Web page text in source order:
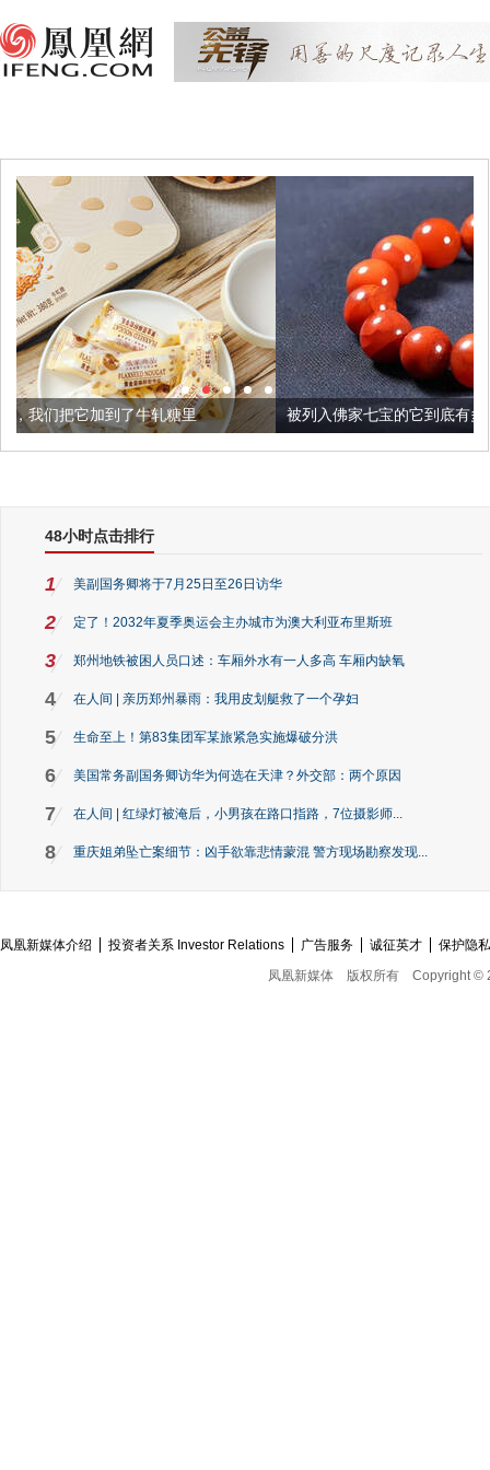
轧糖里 被列入佛家七宝的它到底有多美？
48小时点击排行
1 美副国务卿将于7月25日至26日访华
2 定了！2032年夏季奥运会主办城市为澳大利亚布里斯班
3 郑州地铁被困人员口述：车厢外水有一人多高 车厢内缺氧
4 在人间 | 亲历郑州暴雨：我用皮划艇救了一个孕妇
5 生命至上！第83集团军某旅紧急实施爆破分洪
6 美国常务副国务卿访华为何选在天津？外交部：两个原因
7 在人间 | 红绿灯被淹后，小男孩在路口指路，7位摄影师...
8 重庆姐弟坠亡案细节：凶手欲靠悲情蒙混 警方现场勘察发现...
凤凰新媒体介绍 投资者关系 Investor Relations 广告服务 诚征英才
保护隐
凤凰新媒体
版权所有 Copyright ©